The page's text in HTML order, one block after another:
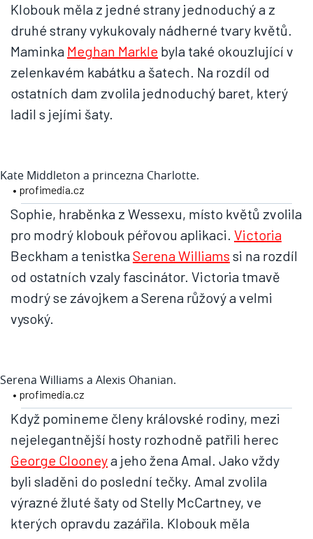
Klobouk měla z jedné strany jednoduchý a z
druhé strany vykukovaly nádherné tvary květů.
Maminka Meghan Markle byla také okouzlující v
zelenkavém kabátku a šatech. Na rozdíl od
ostatních dam zvolila jednoduchý baret, který
ladil s jejími šaty.
Kate Middleton a princezna Charlotte.
• profimedia.cz
Sophie, hraběnka z Wessexu, místo květů zvolila
pro modrý klobouk péřovou aplikaci. Victoria
Beckham a tenistkaSerena Williams si na rozdíl
od ostatních vzaly fascinátor. Victoria tmavě
modrý se závojkem a Serena růžový a velmi
vysoký.
Serena Williams a Alexis Ohanian.
• profimedia.cz
Když pomineme členy královské rodiny, mezi
nejelegantnější hosty rozhodně patřili herec
George Clooneya jeho žena Amal. Jako vždy
byli sladěni do poslední tečky. Amal zvolila
výrazné žluté šaty od Stelly McCartney, ve
kterých opravdu zazářila. Klobouk měla